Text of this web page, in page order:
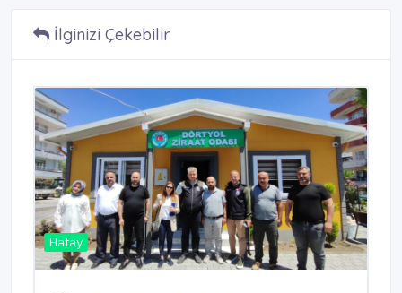
İlginizi Çekebilir
Hatay